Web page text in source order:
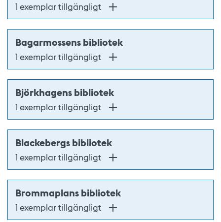
1 exemplar tillgängligt
Bagarmossens bibliotek
1 exemplar tillgängligt
Björkhagens bibliotek
1 exemplar tillgängligt
Blackebergs bibliotek
1 exemplar tillgängligt
Brommaplans bibliotek
1 exemplar tillgängligt